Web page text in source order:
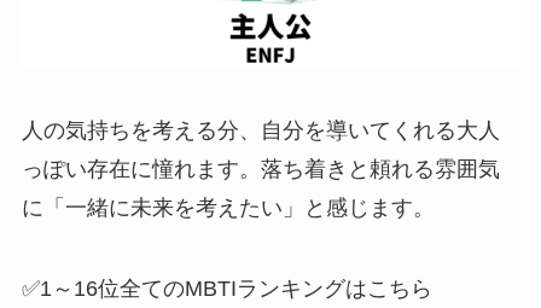
人の気持ちを考える分、自分を導いてくれる大人
っぽい存在に憧れます。落ち着きと頼れる雰囲気
に「一緒に未来を考えたい」と感じます。
✅1～16位全てのMBTIランキングはこちら